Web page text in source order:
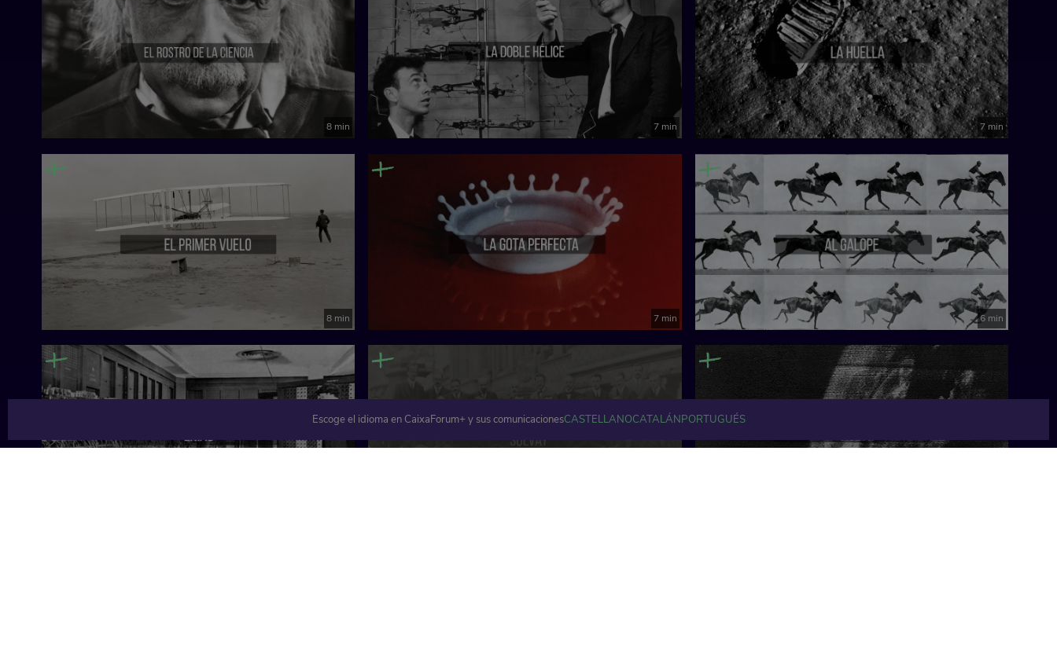
8 min 7 min 7 min
8 min 7 min 6 min
Escoge el idioma en CaixaForum+ y sus comunicacionesCASTELLANOCATALÁNPORTUGUÉS